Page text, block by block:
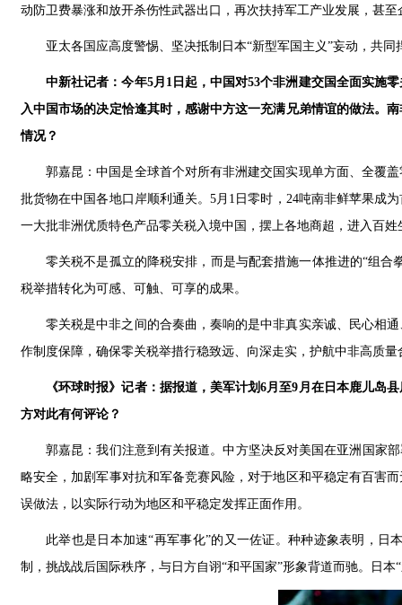
动防卫费暴涨和放开杀伤性武器出口，再次扶持军工产业发展，甚
亚太各国应高度警惕、坚决抵制日本“新型军国主义”妄动，共同
中新社记者：今年5月1日起，中国对53个非洲建交国全面实施
入中国市场的决定恰逢其时，感谢中方这一充满兄弟情谊的做法。
情况？
郭嘉昆：中国是全球首个对所有非洲建交国实现单方面、全覆
批货物在中国各地口岸顺利通关。5月1日零时，24吨南非鲜苹果成
一大批非洲优质特色产品零关税入境中国，摆上各地商超，进入百
零关税不是孤立的降税安排，而是与配套措施一体推进的“组
税举措转化为可感、可触、可享的成果。
零关税是中非之间的合奏曲，奏响的是中非真实亲诚、民心相
作制度保障，确保零关税举措行稳致远、向深走实，护航中非高质量
《环球时报》记者：据报道，美军计划6月至9月在日本鹿儿岛
方对此有何评论？
郭嘉昆：我们注意到有关报道。中方坚决反对美国在亚洲国家
略安全，加剧军事对抗和军备竞赛风险，对于地区和平稳定有百害
误做法，以实际行动为地区和平稳定发挥正面作用。
此举也是日本加速“再军事化”的又一佐证。种种迹象表明，
制，挑战战后国际秩序，与日方自诩“和平国家”形象背道而驰。日